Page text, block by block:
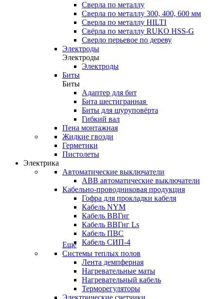
Сверла по металлу
Сверла по металлу 300, 400, 600 мм
Сверла по металлу HILTI
Свёрла по металлу RUKO HSS-G
Сверло перьевое по дереву
Электроды
Электроды
Электроды
Биты
Биты
Адаптер для бит
Бита шестигранная
Биты для шуруповёрта
Гибкий вал
Пена монтажная
Жидкие гвозди
Герметики
Пистолеты
Электрика
Автоматические выключатели
ABB автоматические выключатели
Кабельно-проводниковая продукция
Гофра для прокладки кабеля
Кабель NYM
Кабель ВВГнг
Кабель ВВГнг Ls
Кабель ПВС
Кабель СИП-4
Еще
Системы теплых полов
Лента демпферная
Нагревательные маты
Нагревательный кабель
Терморегуляторы
Электрические счетчики